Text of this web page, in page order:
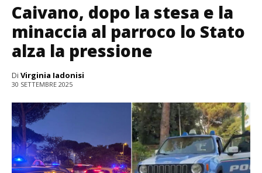
Caivano, dopo la stesa e la
minaccia al parroco lo Stato
alza la pressione
Di Virginia Iadonisi
30 SETTEMBRE 2025